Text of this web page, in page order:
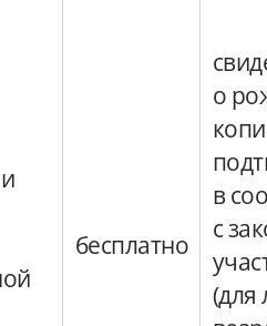
бесплатно
о
в
с
(для